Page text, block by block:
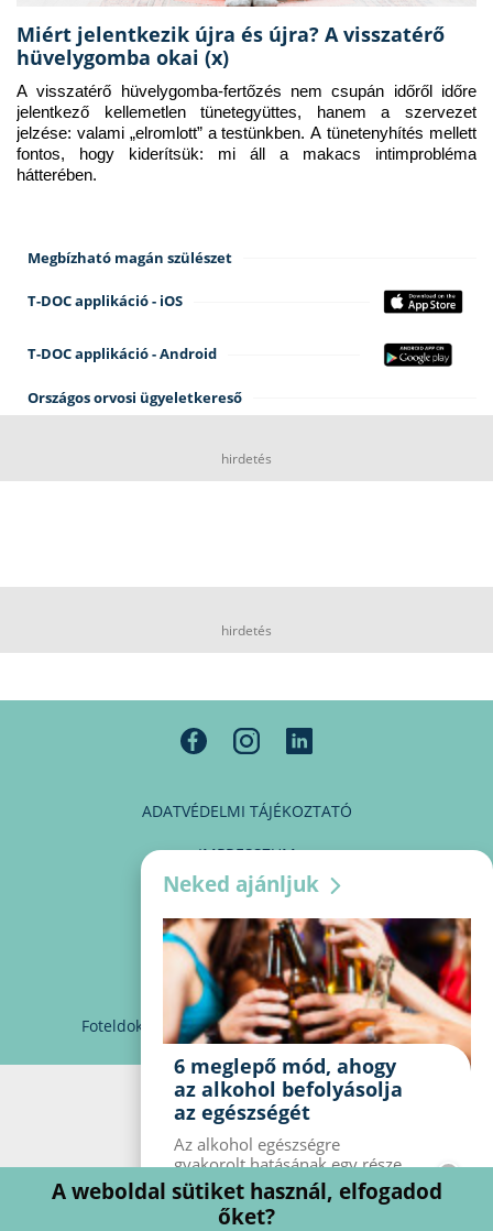
Miért jelentkezik újra és újra? A visszatérő
hüvelygomba okai (x)
A visszatérő hüvelygomba-fertőzés nem csupán időről időre
jelentkező kellemetlen tünetegyüttes, hanem a szervezet
jelzése: valami „elromlott” a testünkben. A tünetenyhítés mellett
fontos, hogy kiderítsük: mi áll a makacs intimprobléma
hátterében.
Megbízható magán szülészet
T-DOC applikáció - iOS
T-DOC applikáció - Android
Országos orvosi ügyeletkereső
hirdetés
hirdetés
ADATVÉDELMI TÁJÉKOZTATÓ
IMPRESSZUM
MÉDIAAJÁNLAT
PARTNEREINK
KAPCSOLAT
Foteldoki info@foteldoki.hu Süti beállítások
Neked ajánljuk
6 meglepő mód, ahogy
az alkohol befolyásolja
az egészségét
Az alkohol egészségre
gyakorolt ​​hatásának egy része
jól ismert, mások azonban
meglepők lehetnek. Van hat
kevésbé ismert hatás, amelyet
A weboldal sütiket használ, elfogadod
őket?